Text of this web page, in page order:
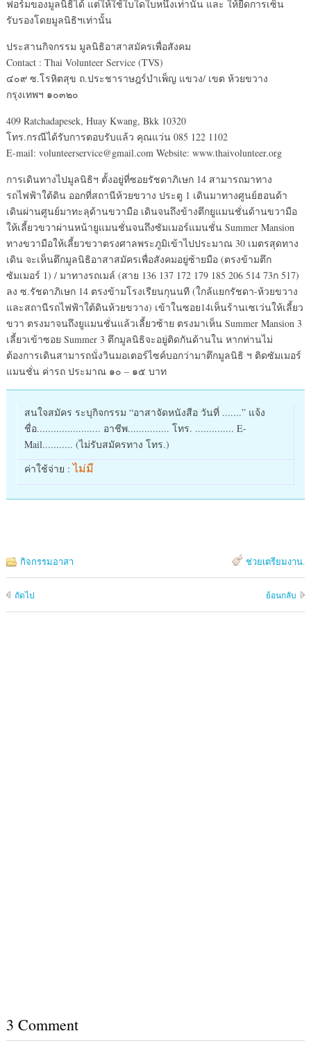
ฟอร์มของมูลนิธิได้ แต่ให้ใช้ใบใดใบหนึ่งเท่านั้น และ ให้ยืดการเซ็น
รับรองโดยมูลนิธิฯเท่านั้น
ประสานกิจกรรม มูลนิธิอาสาสมัครเพื่อสังคม
Contact : Thai Volunteer Service (TVS)
๔๐๙ ซ.โรหิตสุข ถ.ประชาราษฎร์บำเพ็ญ แขวง/ เขต ห้วยขวาง
กรุงเทพฯ ๑๐๓๒๐
409 Ratchadapesek, Huay Kwang, Bkk 10320
โทร.กรณีได้รับการตอบรับแล้ว คุณแว่น 085 122 1102
E-mail: volunteerservice@gmail.com Website: www.thaivolunteer.org
การเดินทางไปมูลนิธิฯ ตั้งอยู่ที่ซอยรัชดาภิเษก 14 สามารถมาทาง
รถไฟฟ้าใต้ดิน ออกที่สถานีห้วยขวาง ประตู 1 เดินมาทางศูนย์ฮอนด้า
เดินผ่านศูนย์มาทะลุด้านขวามือ เดินจนถึงข้างตึกยูแมนชั่นด้านขวามือ
ให้เลี้ยวขวาผ่านหน้ายูแมนชั่นจนถึงซัมเมอร์แมนชั่น Summer Mansion
ทางขวามือให้เลี้ยวขวาตรงศาลพระภูมิเข้าไปประมาณ 30 เมตรสุดทาง
เดิน จะเห็นตึกมูลนิธิอาสาสมัครเพื่อสังคมอยู่ซ้ายมือ (ตรงข้ามตึก
ซัมเมอร์ 1) / มาทางรถเมล์ (สาย 136 137 172 179 185 206 514 73ก 517)
ลง ซ.รัชดาภิเษก 14 ตรงข้ามโรงเรียนกุนนที (ใกล้แยกรัชดา-ห้วยขวาง
และสถานีรถไฟฟ้าใต้ดินห้วยขวาง) เข้าในซอย14เห็นร้านเซเว่นให้เลี้ยว
ขวา ตรงมาจนถึงยูแมนชั่นแล้วเลี้ยวซ้าย ตรงมาเห็น Summer Mansion 3
เลี้ยวเข้าซอย Summer 3 ตึกมูลนิธิจะอยู่ติดกันด้านใน หากท่านไม่
ต้องการเดินสามารถนั่งวินมอเตอร์ไซค์บอกว่ามาตึกมูลนิธิ ฯ ติดซัมเมอร์
แมนชั่น ค่ารถ ประมาณ ๑๐ – ๑๕ บาท
สนใจสมัคร ระบุกิจกรรม “อาสาจัดหนังสือ วันที่ .......” แจ้ง
ชื่อ....................... อาชีพ............... โทร. .............. E-
Mail........... (ไม่รับสมัครทาง โทร.)
ค่าใช้จ่าย :ไม่มี
กิจกรรมอาสา ช่วยเตรียมงาน.
ถัดไป ย้อนกลับ
3 Comment